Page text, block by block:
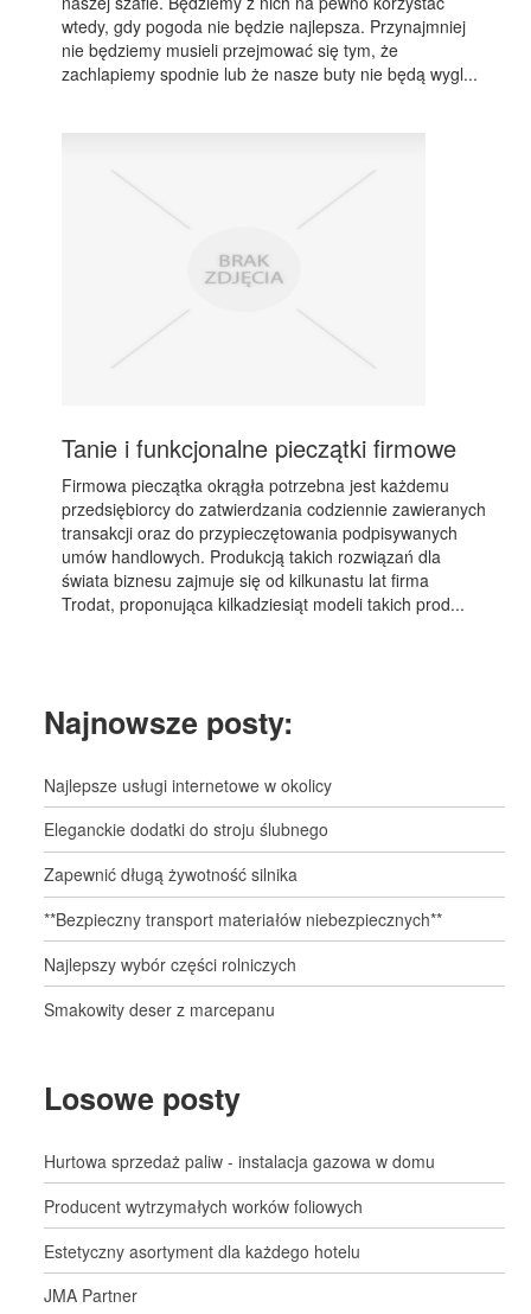
wtedy, gdy pogoda nie będzie najlepsza. Przynajmniej
nie będziemy musieli przejmować się tym, że
zachlapiemy spodnie lub że nasze buty nie będą wygl...
Tanie i funkcjonalne pieczątki firmowe
Firmowa pieczątka okrągła potrzebna jest każdemu
przedsiębiorcy do zatwierdzania codziennie zawieranych
transakcji oraz do przypieczętowania podpisywanych
umów handlowych. Produkcją takich rozwiązań dla
świata biznesu zajmuje się od kilkunastu lat firma
Trodat, proponująca kilkadziesiąt modeli takich prod...
Najnowsze posty:
Najlepsze usługi internetowe w okolicy
Eleganckie dodatki do stroju ślubnego
Zapewnić długą żywotność silnika
**Bezpieczny transport materiałów niebezpiecznych**
Najlepszy wybór części rolniczych
Smakowity deser z marcepanu
Losowe posty
Hurtowa sprzedaż paliw - instalacja gazowa w domu
Producent wytrzymałych worków foliowych
Estetyczny asortyment dla każdego hotelu
JMA Partner